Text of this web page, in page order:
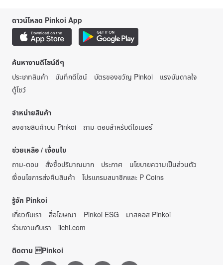
ดาวน์โหลด Pinkoi App
ค้นหางานดีไซน์ดีๆ
ประเภทสินค้า
บันทึกดีไซน์ บัตรของขวัญ Pinkoi
แรงบันดาลใจ
ตู้โชว์
จำหน่ายสินค้า
ลงขายสินค้าบน Pinkoi
ถาม-ตอบสำหรับดีไซเนอร์
ช่วยเหลือ / เงื่อนไข
ถาม-ตอบ
สั่งซื้อปริมาณมาก ประกาศ
นโยบายความเป็นส่วนตัว
เงื่อนไขการส่งคืนสินค้า
โปรแกรมสมาชิกและ P Coins
รู้จัก Pinkoi
เกี่ยวกับเรา
สื่อโฆษณา Pinkoi ESG
มาสคอส Pinkoi
ร่วมงานกับเรา
iichi.com
ติดตาม Pinkoi